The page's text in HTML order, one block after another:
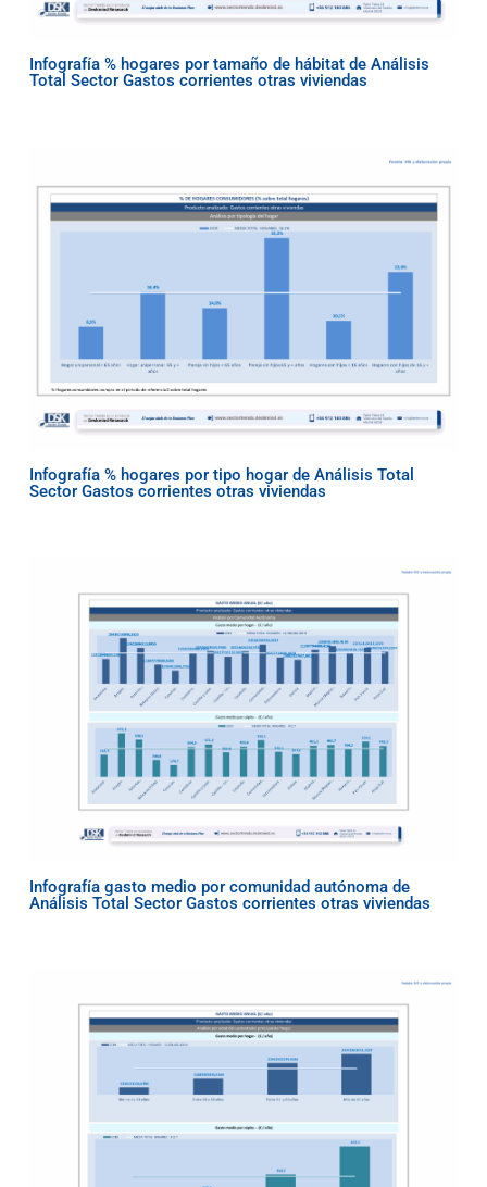
Infografía % hogares por tamaño de hábitat de Análisis
Total Sector Gastos corrientes otras viviendas
Infografía % hogares por tipo hogar de Análisis Total
Sector Gastos corrientes otras viviendas
Infografía gasto medio por comunidad autónoma de
Análisis Total Sector Gastos corrientes otras viviendas